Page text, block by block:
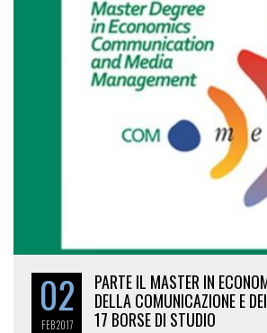
02
FEB2017
PARTE IL MASTER IN
DELLA COMUNICAZIONE E
17 BORSE DI STUDIO